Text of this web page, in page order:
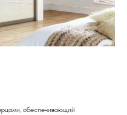
обеспечивающий